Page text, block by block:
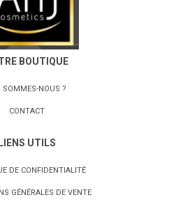
BOUTIQUE
SOMMES-NOUS ?
CONTACT
LIENS UTILS
DE CONFIDENTIALITÉ
GÉNÉRALES DE VENTE